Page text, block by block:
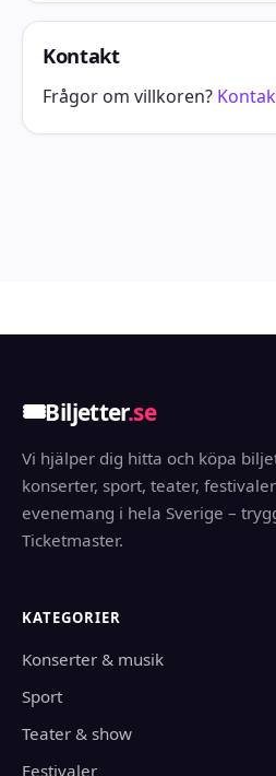
Kontakt
Frågor om villkoren?
🎟️Biljetter.se
Vi hjälper dig hitta och köpa
konserter, sport, teater,
evenemang i hela Sverige –
Ticketmaster.
KATEGORIER
Konserter & musik
Sport
Teater & show
Festivaler